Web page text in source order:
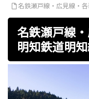
名鉄瀬戸線・広見線・
名鉄瀬戸線
明知鉄道明